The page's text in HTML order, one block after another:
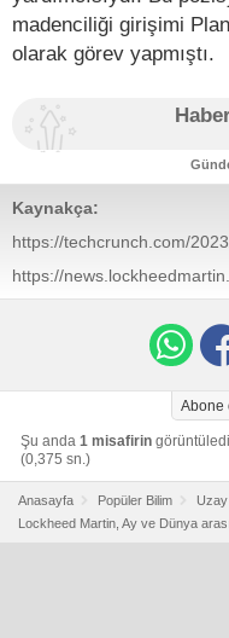
madenciliği girişimi
olarak görev yapmıştı.
Kaynakça:
https://techcrunch.com/
crescent-space-services/
https://
Space-to-Deliver-Critical-
Abone
Şu anda 1 misafirin
(0,375 sn.)
Anasayfa Popüler Bilim
Lockheed Martin, Ay ve Dünya